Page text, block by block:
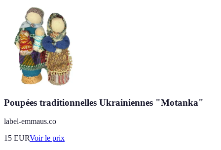
Poupées traditionnelles Ukrainiennes "Motanka"
label-emmaus.co
15 EURVoir le prix